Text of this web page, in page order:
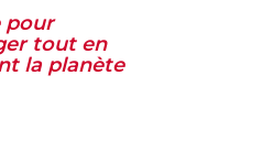
pour
tout en
la planète